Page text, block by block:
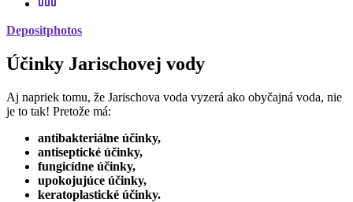
Depositphotos
Účinky Jarischovej vody
Aj napriek tomu, že Jarischova voda vyzerá ako obyčajná voda, nie
je to tak! Pretože má:
antibakteriálne účinky,
antiseptické účinky,
fungicídne účinky,
upokojujúce účinky,
keratoplastické účinky.